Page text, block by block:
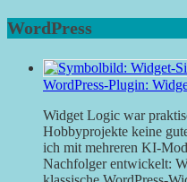
WordPress
WordPress-Plugin:
Widget Logic war
Hobbyprojekte keine
ich mit mehreren KI-
Nachfolger entwickelt: